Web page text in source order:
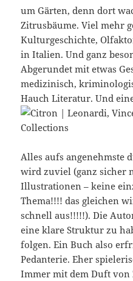
um Gärten, denn dort
Zitrusbäume. Viel mehr
Kulturgeschichte,
in Italien. Und ganz
Abgerundet mit etwas
medizinisch,
Hauch Literatur. Und
Alles aufs angenehmste
wird zuviel (ganz sicher
Illustrationen – keine
Thema!!!! das gleichen
schnell aus!!!!!). Die
eine klare Struktur zu
folgen. Ein Buch also
Pedanterie. Eher
Immer mit dem Duft